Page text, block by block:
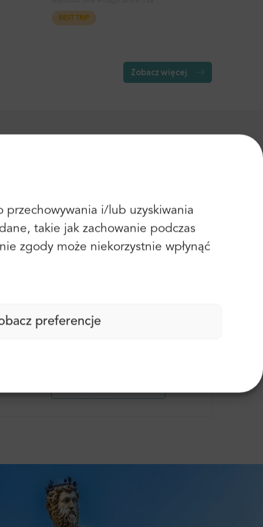
i/lub uzyskiwania
takie jak zachowanie podczas
zgody może niekorzystnie wpłynąć
preferencje
BEST TRIP
Zobacz więcej
(Piazzale Roma) 120$